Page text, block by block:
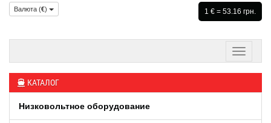
Валюта (€) 1 € = 53.16 грн.
КАТАЛОГ
Низковольтное оборудование